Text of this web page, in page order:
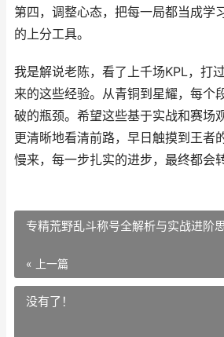
第四，调整心态，把每一局都当成学
的上分工具。
我是解说老陈，看了上千场KPL，打
来的这些经验。从青铜到星耀，每个
破的瓶颈。希望这些基于实战和赛场
更清晰地看清前路，早日触摸到王者
慢来，每一步扎实的进步，最终都会
专精荒野乱斗称号全解析与实战进阶
« 上一篇
没有了！